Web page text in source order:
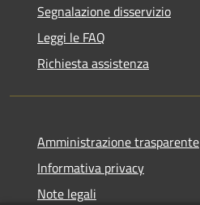
Segnalazione disservizio
Leggi le FAQ
Richiesta assistenza
Amministrazione trasparente
Informativa privacy
Note legali